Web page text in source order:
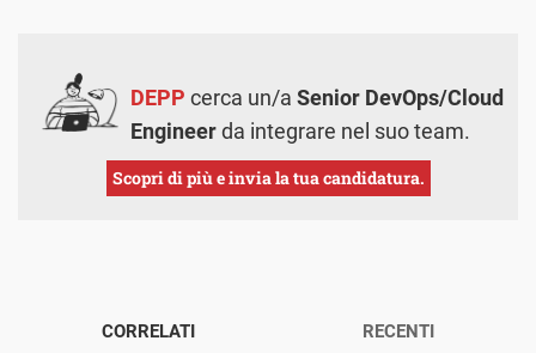
DEPP cerca un/a Senior DevOps/Cloud
Engineerda integrare nel suo team.
Scopri di più e invia la tua candidatura.
CORRELATI RECENTI